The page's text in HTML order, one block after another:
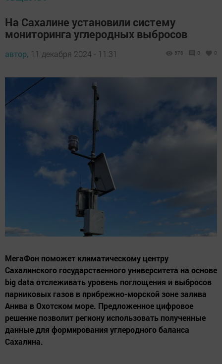
На Сахалине установили систему
мониторинга углеродных выбросов
автор, 11 декабря 2024 - 11:31 578 0 0
МегаФон поможет климатическому центру
Сахалинского государственного университета на основе
big data отслеживать уровень поглощения и выбросов
парниковых газов в прибрежно-морской зоне залива
Анива в Охотском море. Предложенное цифровое
решение позволит региону использовать полученные
данные для формирования углеродного баланса
Сахалина.